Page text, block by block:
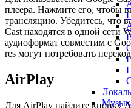
плеера. Нажмите его, чтобы
трансляцию. Убедитесь, что
Cast находятся в одной
аудиоформат совместим с
res могут потребовать
AirPlay
Для AirPlay найдите кнопку